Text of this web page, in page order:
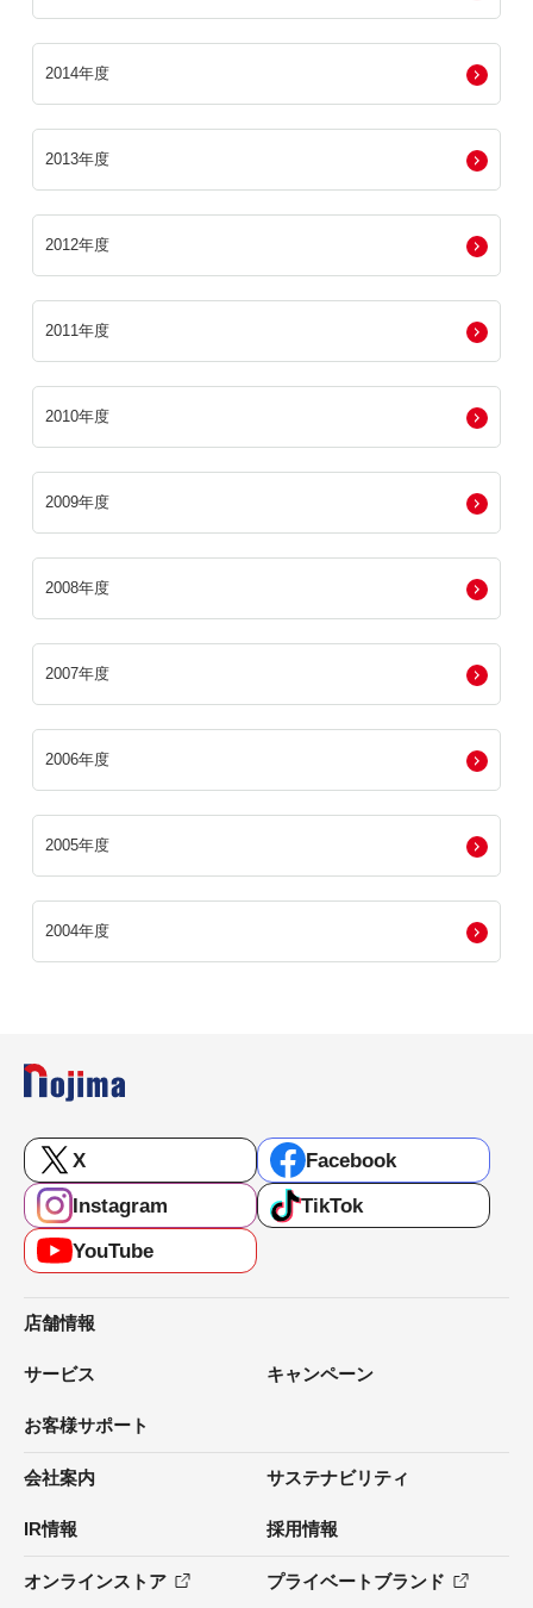
2014年度
2013年度
2012年度
2011年度
2010年度
2009年度
2008年度
2007年度
2006年度
2005年度
2004年度
X
Facebook
Instagram
TikTok
YouTube
店舗情報
サービス キャンペーン
お客様サポート
会社案内 サステナビリティ
IR情報 採用情報
オンラインストア プライベートブランド